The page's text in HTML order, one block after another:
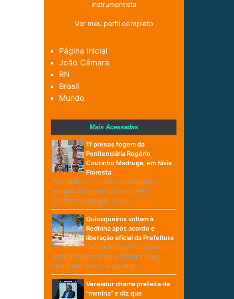
instrumentista
Ver meu perfil completo
Página inicial
João Câmara
RN
Brasil
Mundo
Mais Acessadas
11 presos fogem da
Penitenciária Rogério
Coutinho Madruga, em Nísia
Floresta
Pelo menos 11 presos conseguiram
escapar da Penitenciária Rogério
Coutinho Madruga, que f…
Quiosqueiros voltam à
Redinha após acordo e
liberação oficial da Prefeitura
Os quiosqueiros da praia da
Redinha começaram a retomar suas
atividades nesta terça-feira…
Vereador chama prefeita de
“menina” e diz que